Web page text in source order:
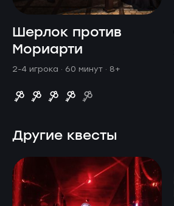
Шерлок против
Мориарти
2-4 игрока · 60 минут · 8+
Другие квесты